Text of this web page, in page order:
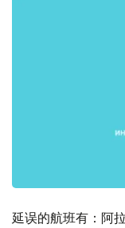
延误的航班有：阿